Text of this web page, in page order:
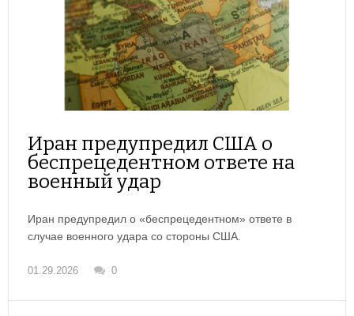
Иран предупредил США о
беспрецедентном ответе на
военный удар
Иран предупредил о «беспрецедентном» ответе в
случае военного удара со стороны США.
01.29.2026 0